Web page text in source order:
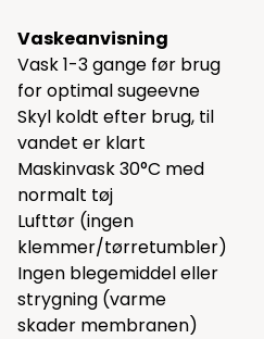
Vaskeanvisning
Vask 1-3 gange før brug
for optimal sugeevne
Skyl koldt efter brug, til
vandet er klart
Maskinvask 30°C med
normalt tøj
Lufttør (ingen
klemmer/tørretumbler)
Ingen blegemiddel eller
strygning (varme
skader membranen)